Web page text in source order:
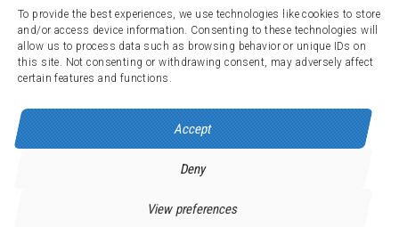
To provide the best experiences, we use technologies like cookies to store
and/or access device information. Consenting to these technologies will
allow us to process data such as browsing behavior or unique IDs on
this site. Not consenting or withdrawing consent, may adversely affect
certain features and functions.
Accept
Deny
View preferences
info@alpe21.fr
Mentions légales
Contact
crédits